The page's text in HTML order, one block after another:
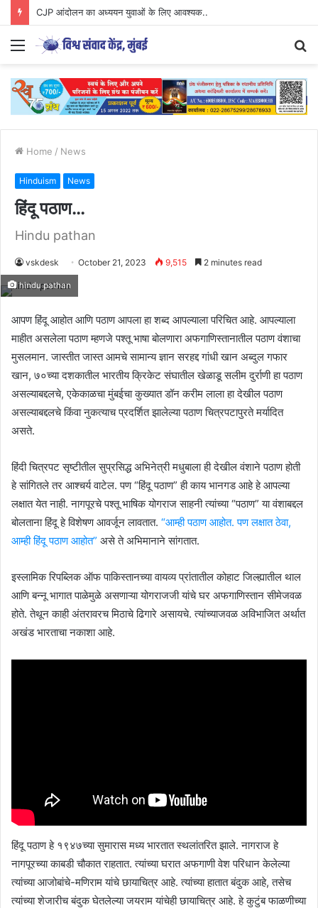
CJP आंदोलन का अध्ययन युवाओं के लिए आवश्यक..
Menu
Home / News
Hinduism News
हिंदू पठाण…
Hindu pathan
vskdesk October 21, 2023 9,515 2 minutes read
hindu pathan
आपण हिंदू आहोत आणि पठाण आपला हा शब्द आपल्याला परिचित आहे. आपल्याला
माहीत असलेला पठाण म्हणजे पश्तू भाषा बोलणारा अफगाणिस्तानातील पठाण वंशाचा
मुसलमान. जास्तीत जास्त आमचे सामान्य ज्ञान सरहद्द गांधी खान अब्दुल गफार
खान, ७०च्या दशकातील भारतीय क्रिकेट संघातील खेळाडू सलीम दुर्राणी हा पठाण
असल्याबद्दलचे, एकेकाळचा मुंबईचा कुख्यात डॉन करीम लाला हा देखील पठाण
असल्याबद्दलचे किंवा नुकत्याच प्रदर्शित झालेल्या पठाण चित्रपटापुरते मर्यादित
असते.
हिंदी चित्रपट सृष्टीतील सुप्रसिद्ध अभिनेत्री मधुबाला ही देखील वंशाने पठाण होती
हे सांगितले तर आश्चर्य वाटेल. पण “हिंदू पठाण” ही काय भानगड आहे हे आपल्या
लक्षात येत नाही. नागपूरचे पश्तू भाषिक योगराज साहनी त्यांच्या “पठाण” या वंशाबद्दल
बोलताना हिंदू हे विशेषण आवर्जून लावतात. “आम्ही पठाण आहोत. पण लक्षात ठेवा,
आम्ही हिंदू पठाण आहोत” असे ते अभिमानाने सांगतात.
इस्लामिक रिपब्लिक ऑफ पाकिस्तानच्या वायव्य प्रांतातील कोहाट जिल्ह्यातील थाल
आणि बन्नू भागात पाळेमुळे असणाऱ्या योगराजजी यांचे घर अफगाणिस्तान सीमेजवळ
होते. तेथून काही अंतरावरच मिठाचे ढिगारे असायचे. त्यांच्याजवळ अविभाजित अर्थात
अखंड भारताचा नकाशा आहे.
हिंदू पठाण हे १९४७च्या सुमारास मध्य भारतात स्थलांतरित झाले. नागराज हे
नागपूरच्या काबडी चौकात राहतात. त्यांच्या घरात अफगाणी वेश परिधान केलेल्या
त्यांच्या आजोबांचे-मणिराम यांचे छायाचित्र आहे. त्यांच्या हातात बंदुक आहे, तसेच
त्यांच्या शेजारीच बंदुक घेतलेल्या जयराम यांचेही छायाचित्र आहे. हे कुटुंब फाळणीच्या